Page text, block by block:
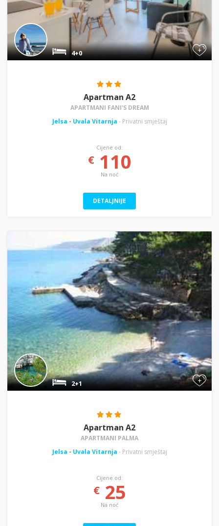
+
4+0
Apartman A2
APARTMANI FANI'S DREAM
Jelsa - Uvala Vitarnja - Privatni smještaj
Cijene od:
€110
Na noć
DETALJNIJE
+
2+1
Apartman A2
APARTMANI PALMA
Jelsa - Uvala Vitarnja - Privatni smještaj
Cijene od:
€25
Na noć